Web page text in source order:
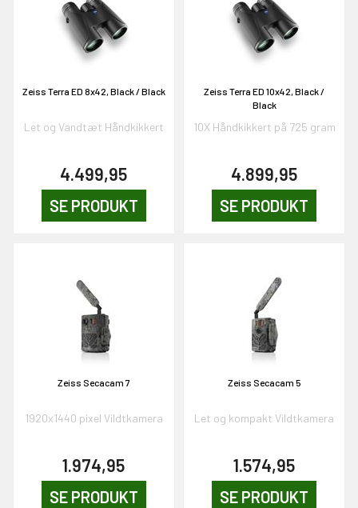
Zeiss Terra ED 8x42, Black / Black
Let og Vandtæt Håndkikkert
4.499,95
SE PRODUKT
Zeiss Terra ED 10x42, Black /
Black
10X Håndkikkert på 725 gram
4.899,95
SE PRODUKT
Zeiss Secacam 7
1920x1440 pixel Vildtkamera
1.974,95
SE PRODUKT
Zeiss Secacam 5
Let og kompakt Vildtkamera
1.574,95
SE PRODUKT
om et gavekort på
om måneden
NEJ TAK!